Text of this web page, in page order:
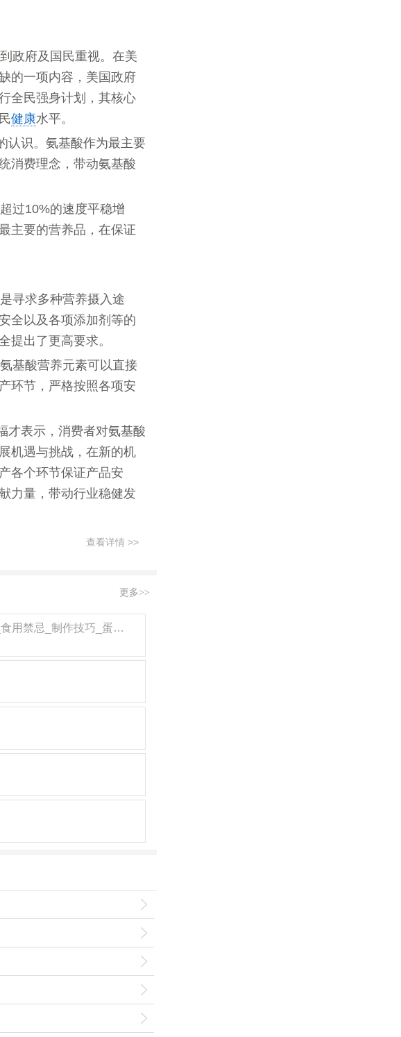
政府及国民重视。在美
的一项内容，美国政府
全民强身计划，其核心
健康水平。
认识。氨基酸作为最主要
消费理念，带动氨基酸
过10%的速度平稳增
主要的营养品，在保证
寻求多种营养摄入途
全以及各项添加剂等的
提出了更高要求。
基酸营养元素可以直接
环节，严格按照各项安
才表示，消费者对氨基酸
机遇与挑战，在新的机
各个环节保证产品安
力量，带动行业稳健发
查看详情 >>
更多>>
鸡枞菌的功效与作用_营养成分_适合体质_食用禁忌_制作技巧_蛋白质和氨基酸